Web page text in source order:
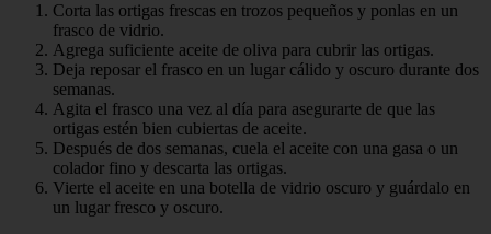
Corta las ortigas frescas en trozos pequeños y ponlas en un
frasco de vidrio.
Agrega suficiente aceite de oliva para cubrir las ortigas.
Deja reposar el frasco en un lugar cálido y oscuro durante dos
semanas.
Agita el frasco una vez al día para asegurarte de que las
ortigas estén bien cubiertas de aceite.
Después de dos semanas, cuela el aceite con una gasa o un
colador fino y descarta las ortigas.
Vierte el aceite en una botella de vidrio oscuro y guárdalo en
un lugar fresco y oscuro.